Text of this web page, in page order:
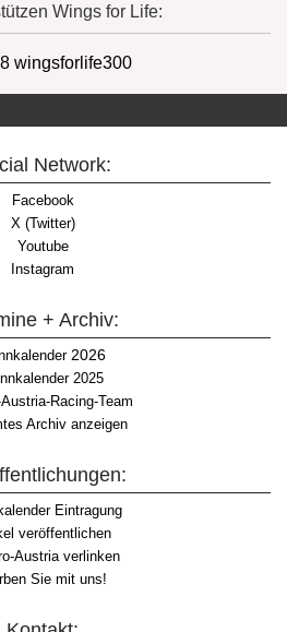
Wings for Life:
Network:
Facebook
X (Twitter)
Youtube
Instagram
+ Archiv:
2026
2025
Racing-Team
Archiv anzeigen
Eintragung
veröffentlichen
Austria verlinken
Sie mit uns!